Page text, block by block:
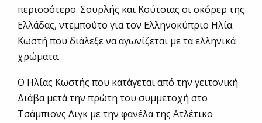
περισσότερο. Σουρλής και Κούτσιας οι σκόρερ της
Ελλάδας, ντεμπούτο για τον Ελληνοκύπριο Ηλία
Κωστή που διάλεξε να αγωνίζεται με τα ελληνικά
χρώματα.
Ο Ηλίας Κωστής που κατάγεται από την γειτονική
Διάβα μετά την πρώτη του συμμετοχή στο
Τσάμπιονς Λιγκ με την φανέλα της Ατλέτικο